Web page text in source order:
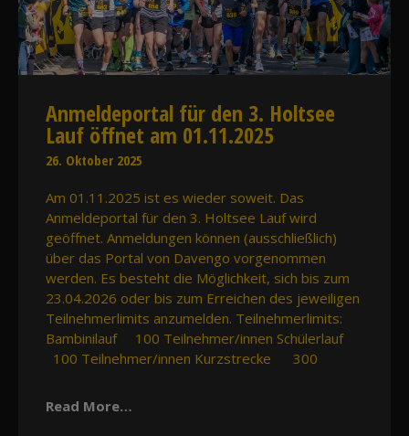
Anmeldeportal für den 3. Holtsee
Lauf öffnet am 01.11.2025
26. Oktober 2025
Am 01.11.2025 ist es wieder soweit. Das
Anmeldeportal für den 3. Holtsee Lauf wird
geöffnet. Anmeldungen können (ausschließlich)
über das Portal von Davengo vorgenommen
werden. Es besteht die Möglichkeit, sich bis zum
23.04.2026 oder bis zum Erreichen des jeweiligen
Teilnehmerlimits anzumelden. Teilnehmerlimits:
Bambinilauf 100 Teilnehmer/innen Schülerlauf
100 Teilnehmer/innen Kurzstrecke 300
Read More…